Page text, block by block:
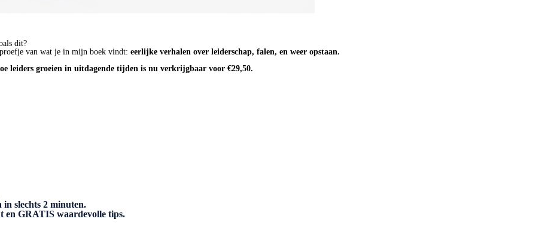
dit?
van wat je in mijn boek vindt: eerlijke verhalen over leiderschap, falen, en weer opstaan.
leiders groeien in uitdagende tijden is nu verkrijgbaar voor €29,50.
slechts 2 minuten.
en GRATIS waardevolle tips.